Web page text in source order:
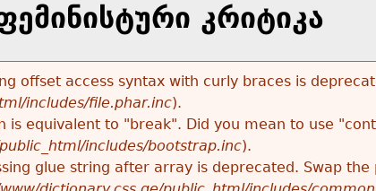
კრიტიკა
offset access syntax with curly braces is
includes/file.phar.inc).
is equivalent to "break". Did you mean to use
includes/bootstrap.inc).
glue string after array is deprecated. Swap